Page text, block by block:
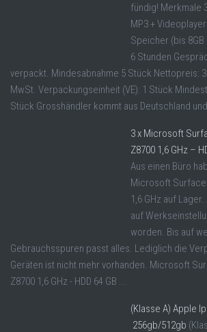
fündig! Merkmale
MP3 +
Speicher (bis
6 Stunden
verpackt. Mindesabnahme 5 Stück Nettopreis:
MwSt. Verpackungseinheit (VE): 1 Stück
Stück Grosshändler kommt aus Deutschland
3 x Microsoft
Z8700 1,6 GHz –
Aus einen Büro
Microsoft Surface
1,6 GHz auf
auf
worden. Bis auf
Gebrauchsspuren passt alles. Lediglich die
Geräten ist nicht mehr vorhanden. Microsoft
Z8700 1,6 GHz - HDD 64 GB ...
(Klasse A) Apple
256gb/512gb